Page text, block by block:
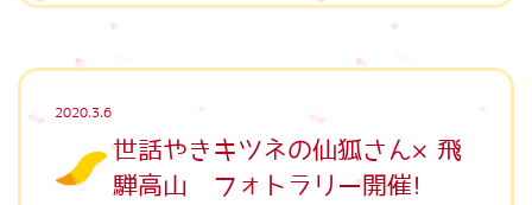
2020.3.6
世話やきキツネの仙狐さん×飛
騨高山 フォトラリー開催！